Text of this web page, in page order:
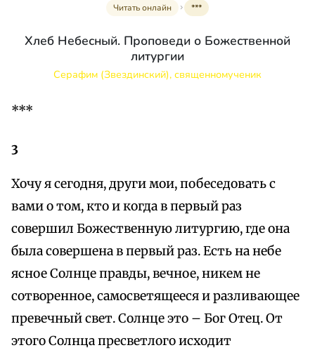
Читать онлайн
***
Хлеб Небесный. Проповеди о Божественной
литургии
Серафим (Звездинский), священномученик
***
3
Хочу я сегодня, други мои, побеседовать с
вами о том, кто и когда в первый раз
совершил Божественную литургию, где она
была совершена в первый раз. Есть на небе
ясное Солнце правды, вечное, никем не
сотворенное, самосветящееся и разливающее
превечный свет. Солнце это – Бог Отец. От
этого Солнца пресветлого исходит